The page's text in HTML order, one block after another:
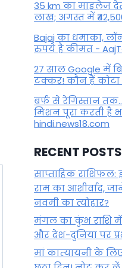
35 km का माइलेज
लाख; अगस्त में
Bajaj का धमाका,
रुपये है कीमत -
27 साल Google में
टक्कर! कौन हैं
बर्फ से रेगिस्तान
मिशन पूरा करती है
hindi.news18.com
RECENT POSTS
साप्ताहिक
राम का आशीर्वाद,
नवमी का त्योहार?
मंगल का कुंभ राशि में
और देश-दुनिया पर
मां कात्‍यायनी के लिए